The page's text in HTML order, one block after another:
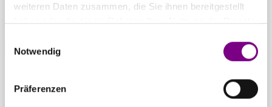
weiteren Daten zusammen, die Sie ihnen bereitgestellt
haben oder die sie im Rahmen Ihrer Nutzung der Dienste
Notwendig
Präferenzen
Caparol Farbenshops und Farbencenter in
deiner Nähe